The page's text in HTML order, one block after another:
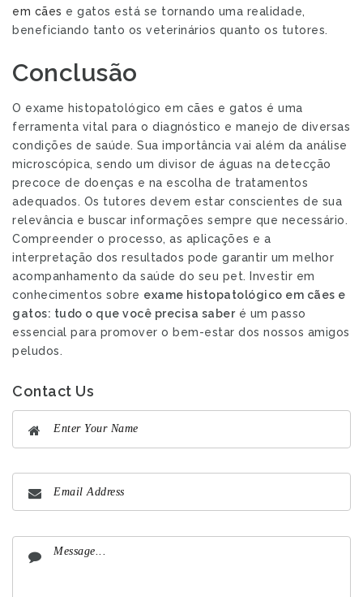
em cães e gatos está se tornando uma realidade,
beneficiando tanto os veterinários quanto os tutores.
Conclusão
O exame histopatológico em cães e gatos é uma
ferramenta vital para o diagnóstico e manejo de diversas
condições de saúde. Sua importância vai além da análise
microscópica, sendo um divisor de águas na detecção
precoce de doenças e na escolha de tratamentos
adequados. Os tutores devem estar conscientes de sua
relevância e buscar informações sempre que necessário.
Compreender o processo, as aplicações e a
interpretação dos resultados pode garantir um melhor
acompanhamento da saúde do seu pet. Investir em
conhecimentos sobre exame histopatológico em cães e
gatos: tudo o que você precisa saberé um passo
essencial para promover o bem-estar dos nossos amigos
peludos.
Contact Us